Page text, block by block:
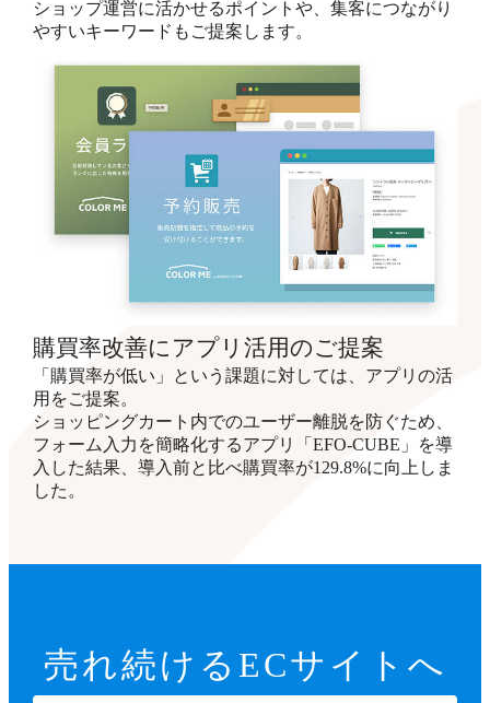
ショップ運営に活かせるポイントや、集客につながり
やすいキーワードもご提案します。
購買率改善にアプリ活用のご提案
「購買率が低い」という課題に対しては、アプリの活
用をご提案。
ショッピングカート内でのユーザー離脱を防ぐため、
フォーム入力を簡略化するアプリ「EFO-CUBE」を導
入した結果、導入前と比べ購買率が129.8%に向上しま
した。
売れ続ける ECサイトへ